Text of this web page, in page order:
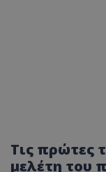
Τις πρώτες
μελέτη του